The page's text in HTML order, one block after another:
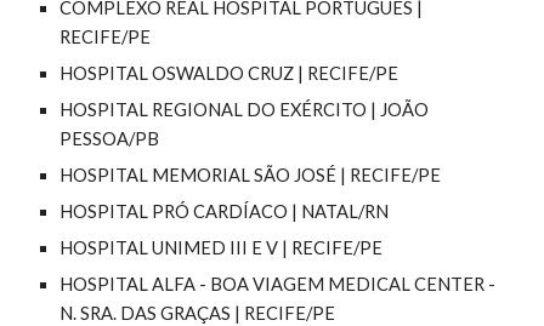
COMPLEXO REAL HOSPITAL PORTUGUÊS |
RECIFE/PE
HOSPITAL OSWALDO CRUZ | RECIFE/PE
HOSPITAL REGIONAL DO EXÉRCITO | JOÃO
PESSOA/PB
HOSPITAL MEMORIAL SÃO JOSÉ | RECIFE/PE
HOSPITAL PRÓ CARDÍACO | NATAL/RN
HOSPITAL UNIMED III E V | RECIFE/PE
HOSPITAL ALFA - BOA VIAGEM MEDICAL CENTER -
N. SRA. DAS GRAÇAS | RECIFE/PE